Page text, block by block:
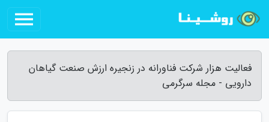
فعالیت هزار شرکت فناورانه در زنجیره ارزش صنعت گیاهان
دارویی - مجله سرگرمی